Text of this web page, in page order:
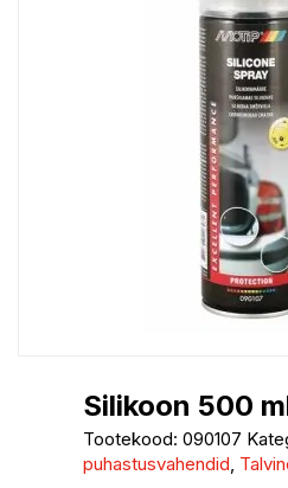
Silikoon 500
Tootekood: 090107
puhastusvahendid,